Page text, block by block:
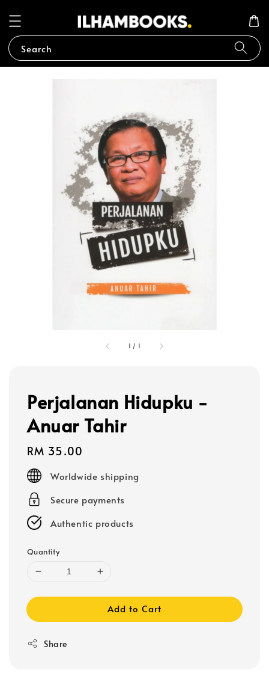
Search
1 / 1
Perjalanan Hidupku -
Anuar Tahir
Regular
price
RM 35.00
Worldwide shipping
Secure payments
Authentic products
Quantity
Add to Cart
Share